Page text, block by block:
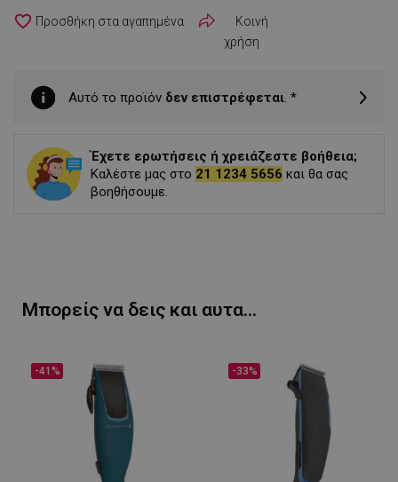
favorite_border
Κοινή
χρήση
Αυτό το προϊόν δεν επιστρέφεται. *
Έχετε ερωτήσεις ή χρειάζεστε βοήθεια;
Καλέστε μας στο 21 1234 5656 και θα σας
βοηθήσουμε.
Μπορείς να δεις και αυτα...
-41% -33%